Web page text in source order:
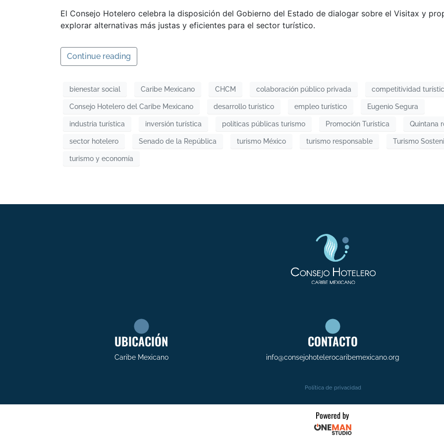
El Consejo Hotelero celebra la disposición del Gobierno del Estado de dialogar sobre el Visitax y
explorar alternativas más justas y eficientes para el sector turístico.
Continue reading
bienestar social Caribe Mexicano CHCM colaboración público privada competitividad
Consejo Hotelero del Caribe Mexicano desarrollo turístico empleo turístico Eugenio Segura
industria turística inversión turística políticas públicas turismo Promoción Turística Quintana
sector hotelero Senado de la República turismo México turismo responsable Turismo
turismo y economía
UBICACIÓN
Caribe Mexicano
CONTACTO
info@consejohotelerocaribemexicano.org
Política de privacidad
Powered by